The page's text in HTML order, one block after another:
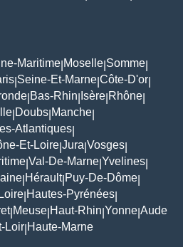
Maritime Moselle Somme
Seine-Et-Marne Côte-D'or
Bas-Rhin Isère Rhône
Doubs Manche
Atlantiques
Et-Loire Jura Vosges
Val-De-Marne Yvelines
Hérault| Puy-De-Dôme
Hautes-Pyrénées
| Meuse Haut-Rhin Yonne Aude
Loir Haute-Marne